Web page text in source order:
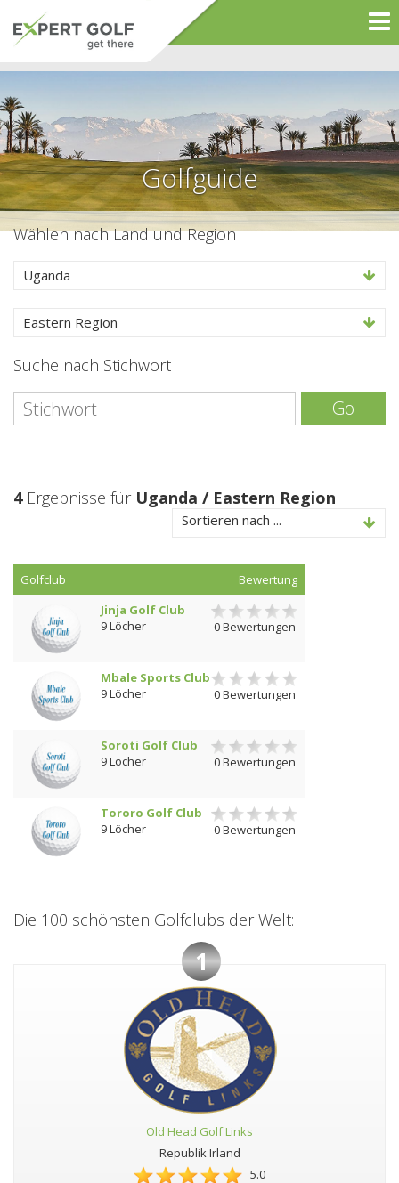
Golfguide
Wählen nach Land und Region
Uganda
Eastern Region
Suche nach Stichwort
Go
4Ergebnisse für Uganda / Eastern Region
Sortieren nach ...
Golfclub
Bewertung
Jinja Golf Club
9 Löcher
0 Bewertungen
Mbale Sports Club
9 Löcher
0 Bewertungen
Soroti Golf Club
9 Löcher
0 Bewertungen
Tororo Golf Club
9 Löcher
0 Bewertungen
Die 100 schönsten Golfclubs der Welt:
1
Old Head Golf Links
Republik Irland
5.0